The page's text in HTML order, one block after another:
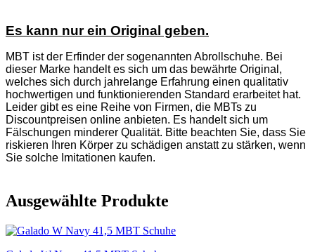
Es kann nur ein Original geben.
MBT ist der Erfinder der sogenannten Abrollschuhe. Bei
dieser Marke handelt es sich um das bewährte Original,
welches sich durch jahrelange Erfahrung einen qualitativ
hochwertigen und funktionierenden Standard erarbeitet hat.
Leider gibt es eine Reihe von Firmen, die MBTs zu
Discountpreisen online anbieten. Es handelt sich um
Fälschungen minderer Qualität. Bitte beachten Sie, dass Sie
riskieren Ihren Körper zu schädigen anstatt zu stärken, wenn
Sie solche Imitationen kaufen.
Ausgewählte Produkte